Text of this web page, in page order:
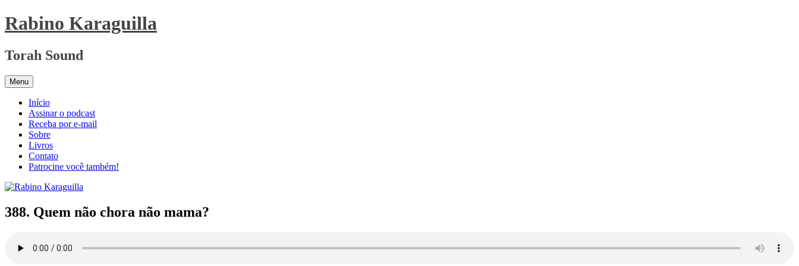
Pular
para
conteúdo
Rabino Karaguilla
Torah Sound
Menu
Início
Assinar o podcast
Receba por e-mail
Sobre
Livros
Contato
Patrocine você também!
388. Quem não chora não mama?